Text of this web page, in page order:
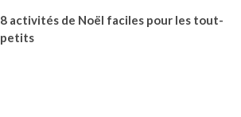
8 activités de Noël faciles pour les tout-
petits